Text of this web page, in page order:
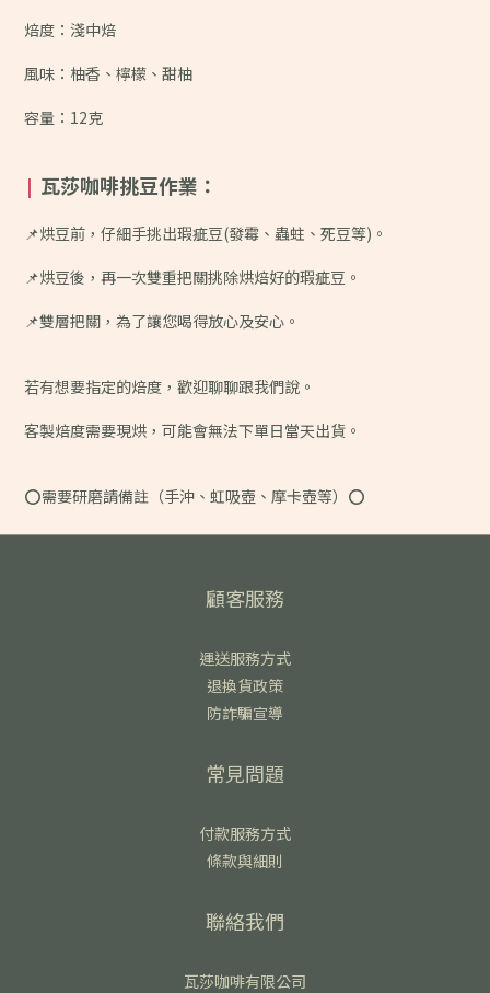
焙度：淺中焙
風味： 柚香、檸檬、甜柚
容量：12克
| 瓦莎咖啡挑豆作業：
📌烘豆前，仔細手挑出瑕疵豆(發霉、蟲蛀、死豆等)。
📌烘豆後，再一次雙重把關挑除烘焙好的瑕疵豆。
📌雙層把關，為了讓您喝得放心及安心。
若有想要指定的焙度，歡迎聊聊跟我們說。
客製焙度需要現烘，可能會無法下單日當天出貨。
⭕️需要研磨請備註（手沖、虹吸壺、摩卡壺等）⭕️
顧客服務
運送服務方式
退換貨政策
防詐騙宣導
常見問題
付款服務方式
條款與細則
聯絡我們
瓦莎咖啡有限公司